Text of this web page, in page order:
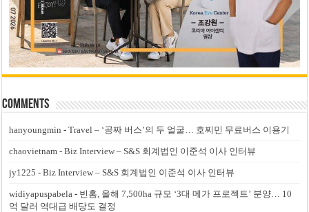
Comments
hanyoungmin -Travel – ‘공짜 버스’의 두 얼굴… 호찌민 무료버스 이용기
chaovietnam -Biz Interview – S&S 회계법인 이준석 이사 인터뷰
jy1225 -Biz Interview – S&S 회계법인 이준석 이사 인터뷰
widiyapuspabela - 빈홈, 올해 7,500ha 규모 ‘3대 메가 프로젝트’ 분양… 10
억 달러 역대급 배당도 결정